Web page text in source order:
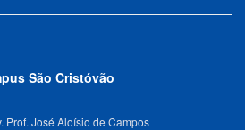
São Cristóvão
Prof. José Aloísio de Campos